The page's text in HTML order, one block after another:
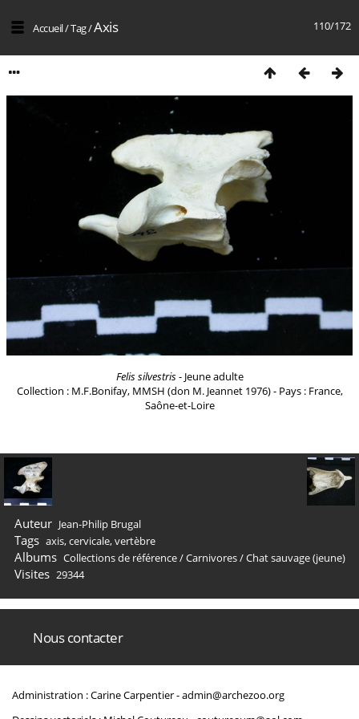
110/172
Accueil/Tag/Axis
Felis silvestris- Jeune adulte
Collection : M.F.Bonifay, MMSH (don M. Jeannet 1976) - Pays : France,
Saône-et-Loire
Auteur Jean-Philip Brugal
Tags axis,cervicale,vertèbre
Albums Collections de référence/Carnivores/Chat sauvage (jeune)
Visites 29344
Nous contacter
Administration : Carine Carpentier -admin@archezoo.org